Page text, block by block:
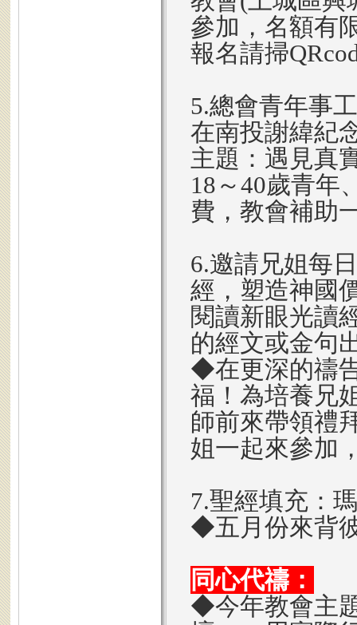
參加，名額有
報名請掃
5.總會青年事
在南投謝緯紀
主題：遇見真
18～40歲青年
費，教會補助
6.邀請兄姐每
經，塑造神國
閱讀新眼光讀
的經文或金句
◆在更深的禱
福！為培養兄
師前來帶領禮
姐一起來參加
7.聖經填充：
◆五月份來背
同心代禱：
◆今年教會主